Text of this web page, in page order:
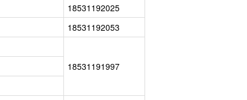
18531192025
18531192053
18531191997